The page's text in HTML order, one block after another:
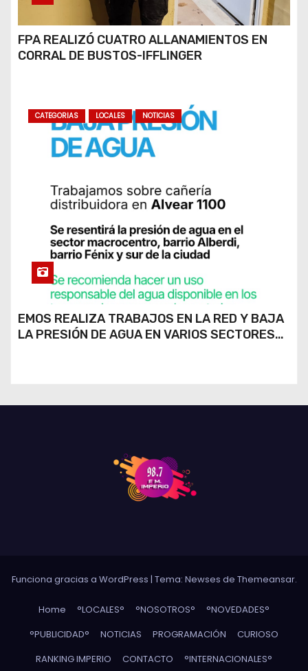
FPA REALIZÓ CUATRO ALLANAMIENTOS EN
CORRAL DE BUSTOS-IFFLINGER
CATEGORIAS LOCALES NOTICIAS
EMOS REALIZA TRABAJOS EN LA RED Y BAJA
LA PRESIÓN DE AGUA EN VARIOS SECTORES
Funciona gracias a WordPress | Tema: Newses de Themeansar.
Home °LOCALES° °NOSOTROS°
°NOVEDADES°
°PUBLICIDAD°
NOTICIAS PROGRAMACIÓN
CURIOSO
RANKING IMPERIO
CONTACTO °INTERNACIONALES°